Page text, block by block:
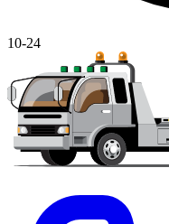
10-24